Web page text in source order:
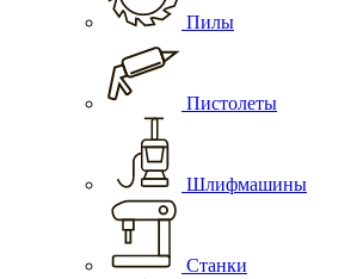
Пилы
Пистолеты
Шлифмашины
Станки